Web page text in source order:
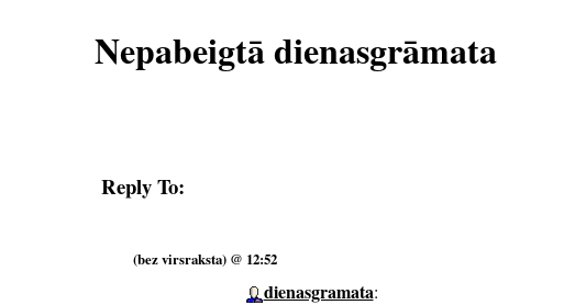
Nepabeigtā dienasgrāmata
Reply To:
(bez virsraksta) @ 12:52
dienasgramata: